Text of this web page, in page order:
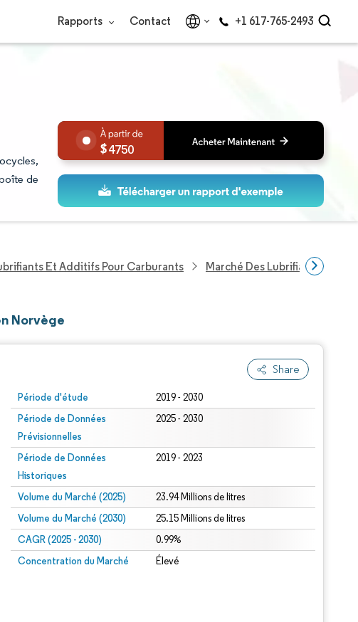
Rapports Contact +1 617-765-2493
de
4750
Et Additifs Pour Carburants Marché Des Lubrifiants
Norvège
Share
Période d'étude 2019 - 2030
Période de Données
Prévisionnelles
2025 - 2030
Période de Données
Historiques
2019 - 2023
Volume du Marché (2025) 23.94 Millions de litres
Volume du Marché (2030) 25.15 Millions de litres
CAGR (2025 - 2030) 0.99%
Concentration du Marché Élevé